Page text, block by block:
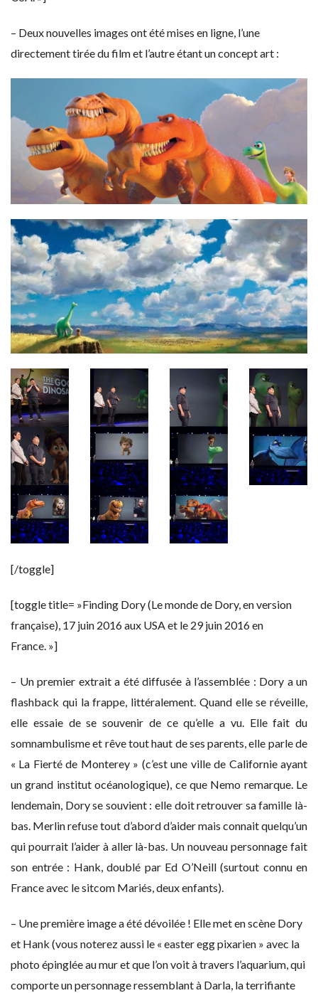
– Deux nouvelles images ont été mises en ligne, l’une
directement tirée du film et l’autre étant un concept art :
[/toggle]
[toggle title= »Finding Dory (Le monde de Dory, en version
française), 17 juin 2016 aux USA et le 29 juin 2016 en
France. »]
– Un premier extrait a été diffusée à l’assemblée : Dory a un
flashback qui la frappe, littéralement. Quand elle se réveille,
elle essaie de se souvenir de ce qu’elle a vu. Elle fait du
somnambulisme et rêve tout haut de ses parents, elle parle de
« La Fierté de Monterey » (c’est une ville de Californie ayant
un grand institut océanologique), ce que Nemo remarque. Le
lendemain, Dory se souvient : elle doit retrouver sa famille là-
bas. Merlin refuse tout d’abord d’aider mais connait quelqu’un
qui pourrait l’aider à aller là-bas. Un nouveau personnage fait
son entrée : Hank, doublé par Ed O’Neill (surtout connu en
France avec le sitcom Mariés, deux enfants).
– Une première image a été dévoilée ! Elle met en scène Dory
et Hank (vous noterez aussi le « easter egg pixarien » avec la
photo épinglée au mur et que l’on voit à travers l’aquarium, qui
comporte un personnage ressemblant à Darla, la terrifiante